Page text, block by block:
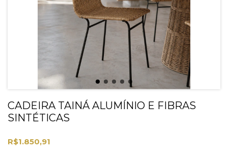
CADEIRA TAINÁ ALUMÍNIO E FIBRAS
SINTÉTICAS
R$1.850,91